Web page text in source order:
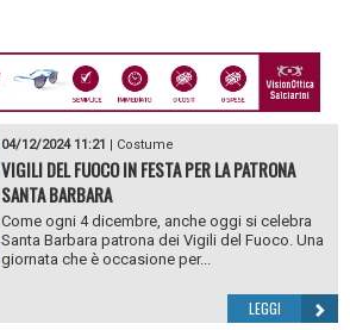
04/12/2024 11:21 Costume
VIGILI DEL FUOCO IN FESTA PER LA PATRONA
SANTA BARBARA
Come ogni 4 dicembre, anche oggi si celebra
Santa Barbara patrona dei Vigili del Fuoco. Una
giornata che è occasione per...
LEGGI